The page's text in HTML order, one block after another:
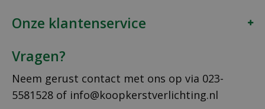
Onze klantenservice
Vragen?
Neem gerust contact met ons op via 023-
5581528 of info@koopkerstverlichting.nl